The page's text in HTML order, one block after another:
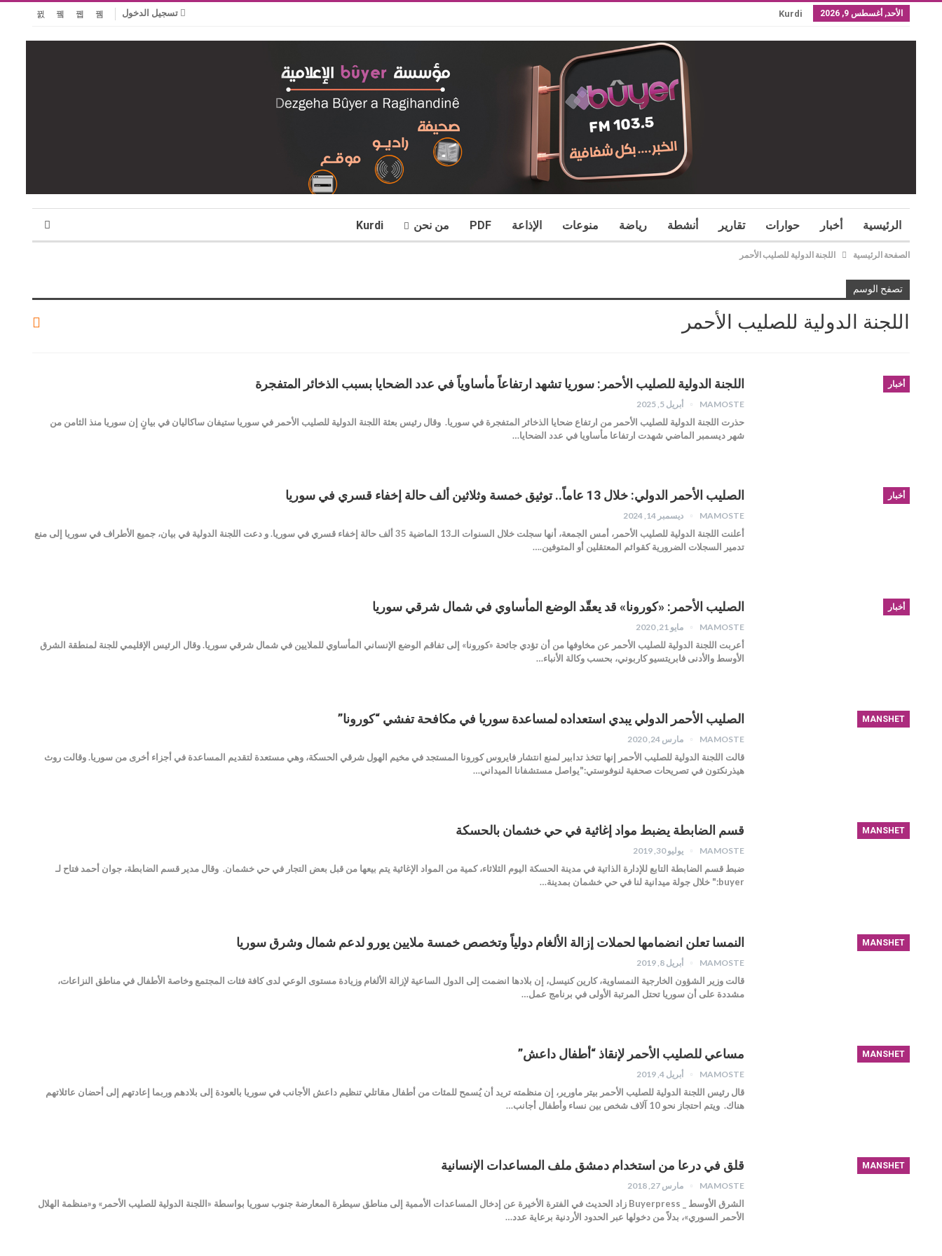
تسجيل الدخول الأحد, أغسطس 9, 2026 Kurdi
الرئيسية أخبار حوارات تقارير أنشطة رياضة منوعات الإذاعة PDF من نحن Kurdi
الصفحة الرئيسية اللجنة الدولية للصليب الأحمر
تصفح الوسم
اللجنة الدولية للصليب الأحمر
أخبار اللجنة الدولية للصليب الأحمر: سوريا تشهد ارتفاعاً مأساوياً في عدد الضحايا بسبب ‏الذخائر المتفجرة
MAMOSTE أبريل 5, 2025
حذرت اللجنة الدولية للصليب ‏الأحمر من ارتفاع ضحايا الذخائر المتفجرة في سوريا. وقال رئيس بعثة اللجنة الدولية للصليب الأحمر في سوريا ستيفان ساكاليان في بيانٍ إن سوريا منذ الثامن من
شهر ‏ديسمبر الماضي شهدت ارتفاعا مأساويا في عدد الضحايا…
أخبار الصليب الأحمر الدولي: خلال 13 عاماً.. توثيق خمسة وثلاثين ألف حالة إخفاء قسري في سوريا
MAMOSTE ديسمبر 14, 2024
أعلنت اللجنة الدولية للصليب الأحمر، أمس الجمعة، أنها سجلت خلال السنوات الـ13 الماضية 35 ألف حالة إخفاء قسري في سوريا. و دعت اللجنة الدولية في بيان، جميع الأطراف في سوريا إلى منع
تدمير السجلات الضرورية كقوائم المعتقلين أو المتوفين.…
أخبار الصليب الأحمر: «كورونا» قد يعقّد الوضع المأساوي في شمال شرقي سوريا
MAMOSTE مايو 21, 2020
أعربت اللجنة الدولية للصليب الأحمر عن مخاوفها من أن تؤدي جائحة «كورونا» إلى تفاقم الوضع الإنساني المأساوي للملايين في شمال شرقي سوريا. وقال الرئيس الإقليمي للجنة لمنطقة الشرق
الأوسط والأدنى فابريتسيو كاربوني، بحسب وكالة الأنباء…
MANSHET الصليب الأحمر الدولي يبدي استعداده لمساعدة سوريا في مكافحة تفشي “كورونا”
MAMOSTE مارس 24, 2020
قالت اللجنة الدولية للصليب الأحمر إنها تتخذ تدابير لمنع انتشار فايروس كورونا المستجد في مخيم الهول شرقي الحسكة، وهي مستعدة لتقديم المساعدة في أجزاء أخرى من سوريا. وقالت روث
هيذرنكتون في تصريحات صحفية لنوفوستي:"يواصل مستشفانا الميداني…
MANSHET قسم الضابطة يضبط مواد إغاثية في حي خشمان بالحسكة
MAMOSTE يوليو 30, 2019
ضبط قسم الضابطة التابع للإدارة الذاتية في مدينة الحسكة اليوم الثلاثاء، كمية من المواد الإغاثية يتم بيعها من قبل بعض التجار في حي خشمان. وقال مدير قسم الضابطة، جوان أحمد فتاح لـ
buyer:" خلال جولة ميدانية لنا في حي خشمان بمدينة…
MANSHET النمسا تعلن انضمامها لحملات إزالة الألغام دولياً وتخصص خمسة ملايين يورو لدعم شمال وشرق سوريا
MAMOSTE أبريل 8, 2019
قالت وزير الشؤون الخارجية النمساوية، كارين كنيسل، إن بلادها انضمت إلى الدول الساعية لإزالة الألغام وزيادة مستوى الوعي لدى كافة فئات المجتمع وخاصة الأطفال في مناطق النزاعات،
مشددة على أن سوريا تحتل المرتبة الأولى في برنامج عمل…
MANSHET مساعي للصليب الأحمر لإنقاذ “أطفال داعش”
MAMOSTE أبريل 4, 2019
قال رئيس اللجنة الدولية للصليب الأحمر بيتر ماورير، إن منظمته تريد أن يُسمح للمئات من أطفال مقاتلي تنظيم داعش الأجانب في سوريا بالعودة إلى بلادهم وربما إعادتهم إلى أحضان عائلاتهم
هناك. ويتم احتجاز نحو 10 آلاف شخص بين نساء وأطفال أجانب…
MANSHET قلق في درعا من استخدام دمشق ملف المساعدات الإنسانية
MAMOSTE مارس 27, 2018
الشرق الأوسط _ Buyerpress زاد الحديث في الفترة الأخيرة عن إدخال المساعدات الأممية إلى مناطق سيطرة المعارضة جنوب سوريا بواسطة «اللجنة الدولية للصليب الأحمر» و«منظمة الهلال
الأحمر السوري»، بدلاً من دخولها عبر الحدود الأردنية برعاية عدد…